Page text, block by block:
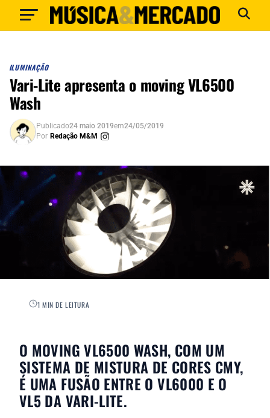
ILUMINAÇÃO
Vari-Lite apresenta o moving VL6500
Wash
Publicado24 maio 2019em24/05/2019
Por Redação M&M
1 MIN DE LEITURA
O MOVING VL6500 WASH, COM UM
SISTEMA DE MISTURA DE CORES CMY,
É UMA FUSÃO ENTRE O VL6000 E O
VL5 DA VARI-LITE.